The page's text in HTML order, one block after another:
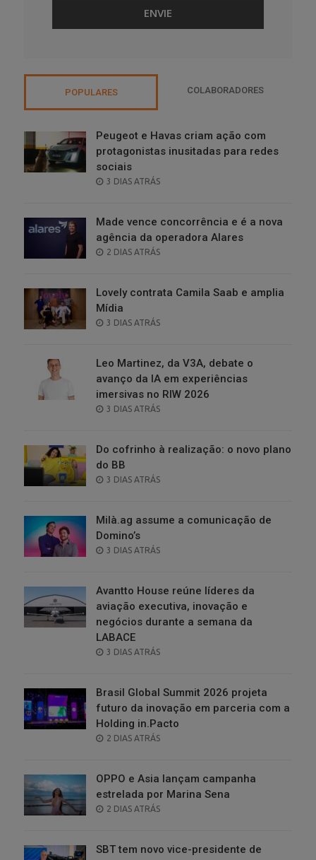
POPULARES COLABORADORES
Peugeot e Havas criam ação com
protagonistas inusitadas para redes
sociais
POSTED
3 DIAS ATRÁS
Made vence concorrência e é a nova
agência da operadora Alares
POSTED
2 DIAS ATRÁS
Lovely contrata Camila Saab e amplia
Mídia
POSTED
3 DIAS ATRÁS
Leo Martinez, da V3A, debate o
avanço da IA em experiências
imersivas no RIW 2026
POSTED
3 DIAS ATRÁS
Do cofrinho à realização: o novo plano
do BB
POSTED
3 DIAS ATRÁS
Milà.ag assume a comunicação de
Domino’s
POSTED
3 DIAS ATRÁS
Avantto House reúne líderes da
aviação executiva, inovação e
negócios durante a semana da
LABACE
POSTED
3 DIAS ATRÁS
Brasil Global Summit 2026 projeta
futuro da inovação em parceria com a
Holding in.Pacto
POSTED
2 DIAS ATRÁS
OPPO e Asia lançam campanha
estrelada por Marina Sena
POSTED
2 DIAS ATRÁS
SBT tem novo vice-presidente de